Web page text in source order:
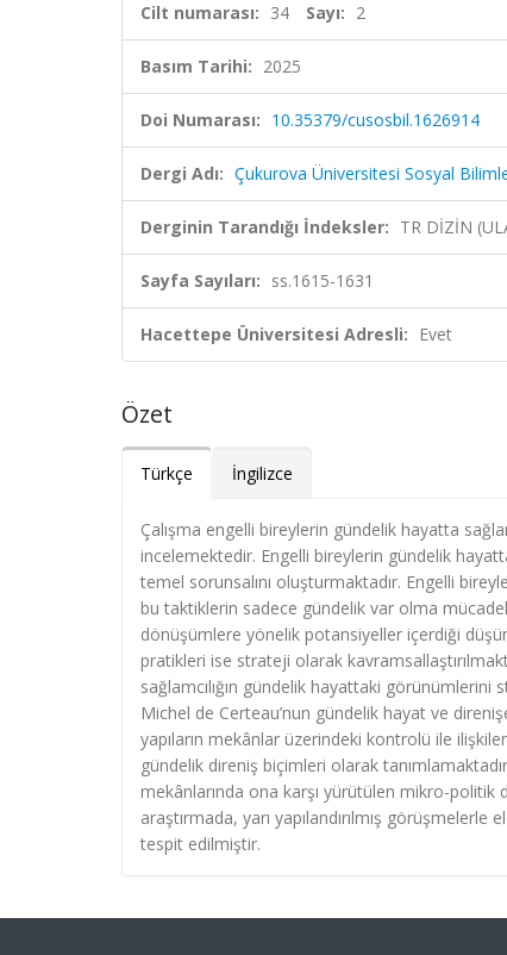
Cilt numarası: 34 Sayı: 2
Basım Tarihi: 2025
Doi Numarası: 10.35379/cusosbil.1626914
Dergi Adı: Çukurova Üniversitesi Sosyal
Derginin Tarandığı İndeksler: TR DİZİN
Sayfa Sayıları: ss.1615-1631
Hacettepe Üniversitesi Adresli: Evet
Özet
Türkçe İngilizce
Çalışma engelli bireylerin gündelik hayatta
incelemektedir. Engelli bireylerin gündelik
temel sorunsalını oluşturmaktadır. Engelli
bu taktiklerin sadece gündelik var olma
dönüşümlere yönelik potansiyeller içerdiği
pratikleri ise strateji olarak
sağlamcılığın gündelik hayattaki
Michel de Certeau’nun gündelik hayat ve
yapıların mekânlar üzerindeki kontrolü ile
gündelik direniş biçimleri olarak
mekânlarında ona karşı yürütülen mikro-politik
araştırmada, yarı yapılandırılmış
tespit edilmiştir.